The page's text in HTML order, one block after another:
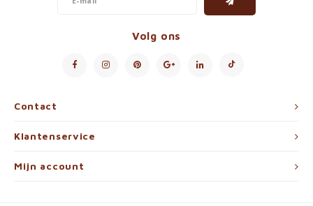
Contact
Volg ons
Klantenservice
Mijn account